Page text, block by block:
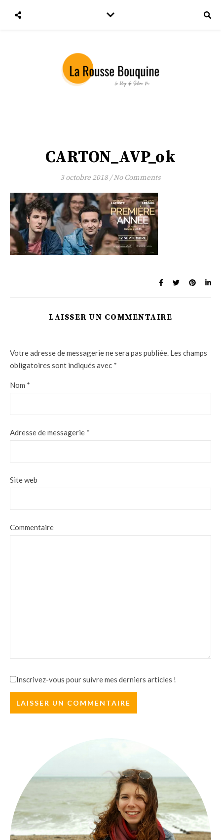
CARTON_AVP_ok
3 octobre 2018/ No Comments
LAISSER UN COMMENTAIRE
Votre adresse de messagerie ne sera pas publiée. Les champs
obligatoires sont indiqués avec *
Nom *
Adresse de messagerie *
Site web
Commentaire
Inscrivez-vous pour suivre mes derniers articles !